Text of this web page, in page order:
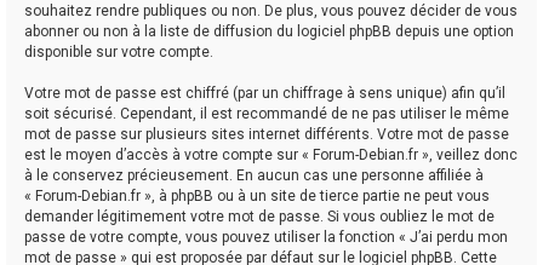
souhaitez rendre publiques ou non. De plus, vous pouvez décider de vous
abonner ou non à la liste de diffusion du logiciel phpBB depuis une option
disponible sur votre compte.
Votre mot de passe est chiffré (par un chiffrage à sens unique) afin qu’il
soit sécurisé. Cependant, il est recommandé de ne pas utiliser le même
mot de passe sur plusieurs sites internet différents. Votre mot de passe
est le moyen d’accès à votre compte sur « Forum-Debian.fr », veillez donc
à le conservez précieusement. En aucun cas une personne affiliée à
« Forum-Debian.fr », à phpBB ou à un site de tierce partie ne peut vous
demander légitimement votre mot de passe. Si vous oubliez le mot de
passe de votre compte, vous pouvez utiliser la fonction « J’ai perdu mon
mot de passe » qui est proposée par défaut sur le logiciel phpBB. Cette